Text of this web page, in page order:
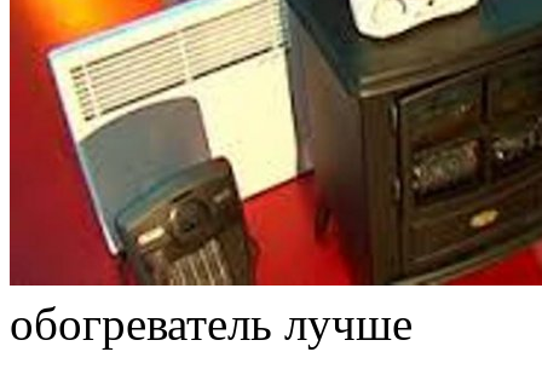
обогреватель лучше